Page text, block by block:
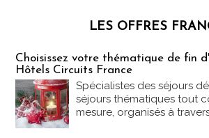
LES OFFRES
Choisissez votre thématique de fin
Hôtels Circuits France
Spécialistes des séjours
séjours thématiques tout
mesure, organisés à